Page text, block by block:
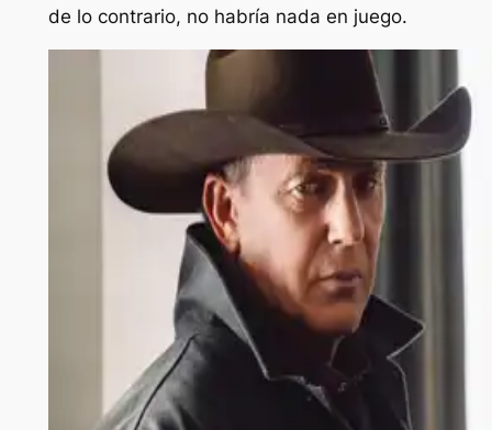
de lo contrario, no habría nada en juego.